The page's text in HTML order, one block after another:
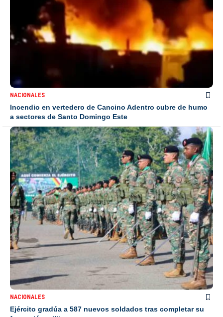
NACIONALES
Incendio en vertedero de Cancino Adentro cubre de humo
a sectores de Santo Domingo Este
NACIONALES
Ejército gradúa a 587 nuevos soldados tras completar su